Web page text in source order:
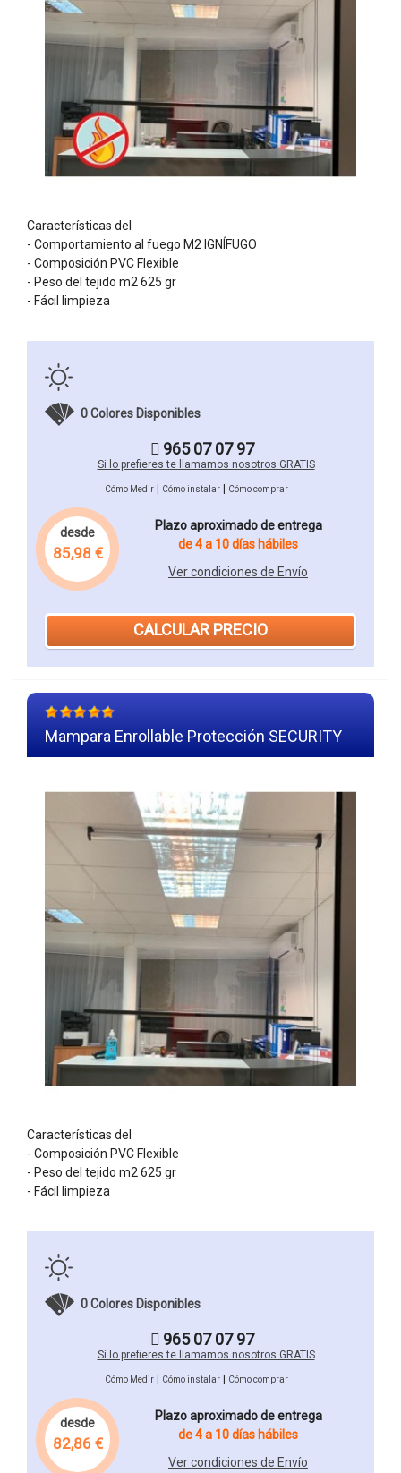
Características del
- Comportamiento al fuego M2 IGNÍFUGO
- Composición PVC Flexible
- Peso del tejido m2 625 gr
- Fácil limpieza
0 Colores Disponibles
965 07 07 97
Si lo prefieres te llamamos nosotros GRATIS
Cómo Medir| Cómo instalar| Cómo comprar
desde
85,98 €
Plazo aproximado de entrega
de 4 a 10 días hábiles
Ver condiciones de Envío
CALCULAR PRECIO
Mampara Enrollable Protección SECURITY
Características del
- Composición PVC Flexible
- Peso del tejido m2 625 gr
- Fácil limpieza
0 Colores Disponibles
965 07 07 97
Si lo prefieres te llamamos nosotros GRATIS
Cómo Medir| Cómo instalar| Cómo comprar
desde
82,86 €
Plazo aproximado de entrega
de 4 a 10 días hábiles
Ver condiciones de Envío